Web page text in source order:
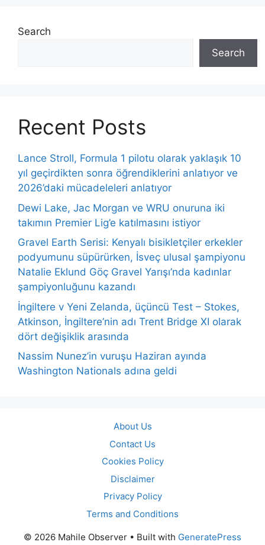
Search
Search
Recent Posts
Lance Stroll, Formula 1 pilotu olarak yaklaşık 10
yıl geçirdikten sonra öğrendiklerini anlatıyor ve
2026’daki mücadeleleri anlatıyor
Dewi Lake, Jac Morgan ve WRU onuruna iki
takımın Premier Lig’e katılmasını istiyor
Gravel Earth Serisi: Kenyalı bisikletçiler erkekler
podyumunu süpürürken, İsveç ulusal şampiyonu
Natalie Eklund Göç Gravel Yarışı’nda kadınlar
şampiyonluğunu kazandı
İngiltere v Yeni Zelanda, üçüncü Test – Stokes,
Atkinson, İngiltere’nin adı Trent Bridge XI olarak
dört değişiklik arasında
Nassim Nunez’in vuruşu Haziran ayında
Washington Nationals adına geldi
About Us
Contact Us
Cookies Policy
Disclaimer
Privacy Policy
Terms and Conditions
© 2026 Mahile Observer • Built with GeneratePress